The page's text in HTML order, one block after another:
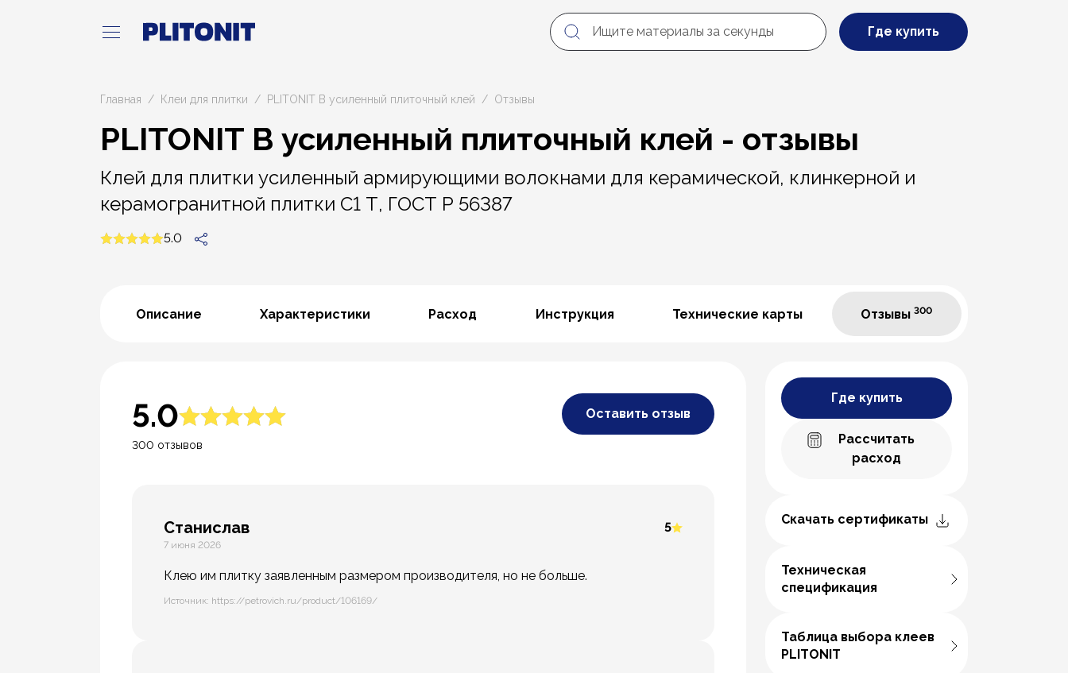
Где купить
Главная Клеи для плитки PLITONIT В усиленный плиточный клей Отзывы
PLITONIT В усиленный плиточный клей - отзывы
Клей для плитки усиленный армирующими волокнами для керамической, клинкерной и
керамогранитной плитки С1 Т, ГОСТ Р 56387
5.0
Описание Характеристики Расход Инструкция Технические карты Отзывы300
5.0
300 отзывов
Оставить отзыв
Станислав 5
7 июня 2026
Клею им плитку заявленным размером производителя, но не больше.
Источник: https://petrovich.ru/product/106169/
Где купить
Рассчитать
расход
Скачать сертификаты
Техническая
спецификация
Таблица выбора клеев
PLITONIT